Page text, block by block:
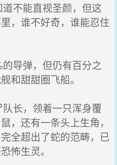
不能直视圣颜，但这
，谁不好奇，谁能忍住
导弹，但仍有百分之
和甜甜圈飞船。
长，领着一只浑身覆
，还有一条头上生角，
全超出了蛇的范畴，已
怖生灵。